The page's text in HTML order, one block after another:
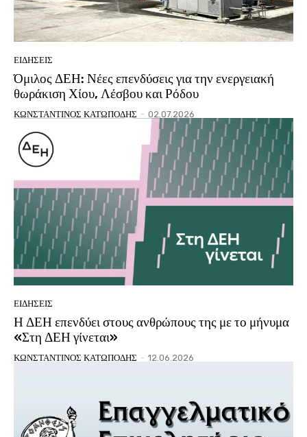
ΕΙΔΗΣΕΙΣ
Όμιλος ΔΕΗ: Νέες επενδύσεις για την ενεργειακή
θωράκιση Χίου, Λέσβου και Ρόδου
ΚΩΝΣΤΑΝΤΙΝΟΣ ΚΑΤΩΠΟΔΗΣ - 02.07.2026
ΕΙΔΗΣΕΙΣ
Η ΔΕΗ επενδύει στους ανθρώπους της με το μήνυμα
«Στη ΔΕΗ γίνεται»
ΚΩΝΣΤΑΝΤΙΝΟΣ ΚΑΤΩΠΟΔΗΣ - 12.06.2026